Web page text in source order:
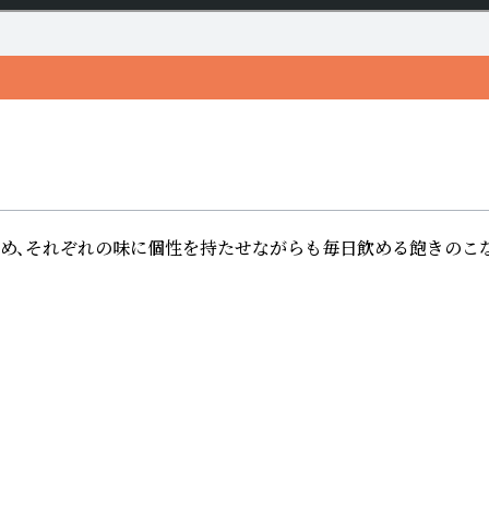
、それぞれの味に個性を持たせながらも毎日飲める飽きのこ